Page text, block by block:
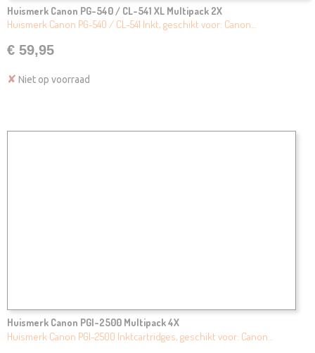
Huismerk Canon PG-540 / CL-541 XL Multipack 2X
Huismerk Canon PG-540 / CL-541 Inkt, geschikt voor: Canon…
€ 59,95
✘ Niet op voorraad
Huismerk Canon PGI-2500 Multipack 4X
Huismerk Canon PGI-2500 Inktcartridges, geschikt voor: Canon…